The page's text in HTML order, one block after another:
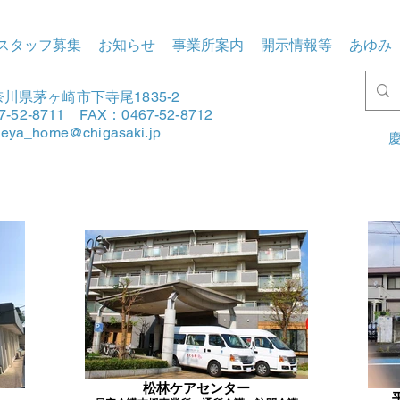
タッフ募集 お知らせ 事業所案内 開示情報等 あゆみ
県茅ヶ崎市下寺尾1835-2
52-8711 FAX：0467-52-8712
松林ケアセンター